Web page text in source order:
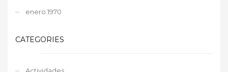
enero 1970
CATEGORIES
Actividades